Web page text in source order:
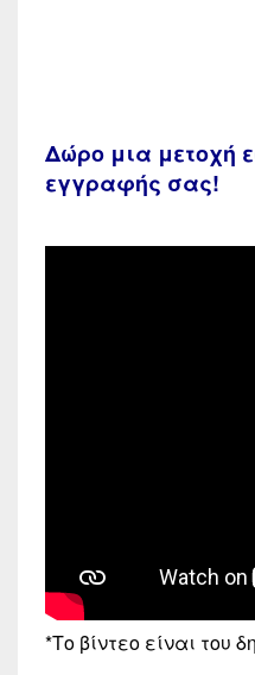
Δώρο μια μετοχή
εγγραφής σας!
*Το βίντεο είναι του